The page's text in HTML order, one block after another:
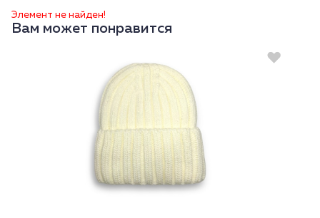
Элемент не найден!
Вам может понравится